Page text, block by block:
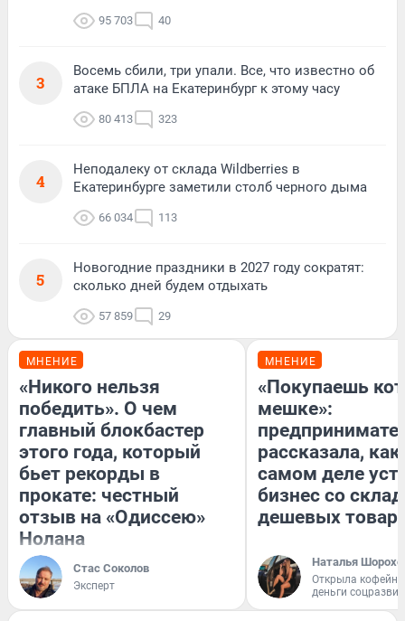
95 703 40
3
Восемь сбили, три упали. Все, что известно об
атаке БПЛА на Екатеринбург к этому часу
80 413 323
4
Неподалеку от склада Wildberries в
Екатеринбурге заметили столб черного дыма
66 034 113
5
Новогодние праздники в 2027 году сократят:
сколько дней будем отдыхать
57 859 29
МНЕНИЕ
«Никого нельзя
победить». О чем
главный блокбастер
этого года, который
бьет рекорды в
прокате: честный
отзыв на «Одиссею»
Нолана
Стас Соколов
Эксперт
МНЕНИЕ
«Покупаешь
мешке»:
рассказала, как
самом деле
бизнес со
дешевых
Наталья
Открыла
деньги